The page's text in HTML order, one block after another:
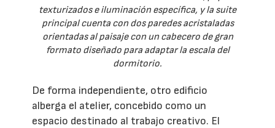
texturizados e iluminación específica, y la suite
principal cuenta con dos paredes acristaladas
orientadas al paisaje con un cabecero de gran
formato diseñado para adaptar la escala del
dormitorio.
De forma independiente, otro edificio
alberga el atelier, concebido como un
espacio destinado al trabajo creativo. El